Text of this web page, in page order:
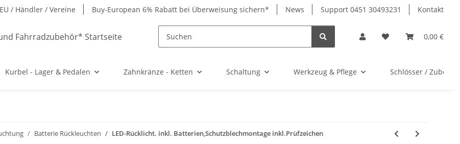
/ Händler / Vereine Buy-European 6% Rabatt bei Überweisung sichern* News Support 0451 30493231 Kontakt
0,00 €
Kurbel - Lager & Pedalen Zahnkränze - Ketten Schaltung Werkzeug & Pflege Schlösser / Zubehör
Batterie Rückleuchten LED-Rücklicht. inkl. Batterien,Schutzblechmontage inkl.Prüfzeichen